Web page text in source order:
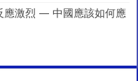
應激烈 — 中國應該如何應